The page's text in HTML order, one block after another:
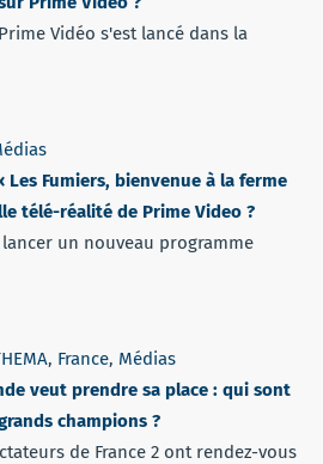
Vidéo s'est lancé dans la
Les Fumiers, bienvenue à la ferme
télé-réalité de Prime Video ?
un nouveau programme
, France, Médias
veut prendre sa place : qui sont
champions ?
de France 2 ont rendez-vous